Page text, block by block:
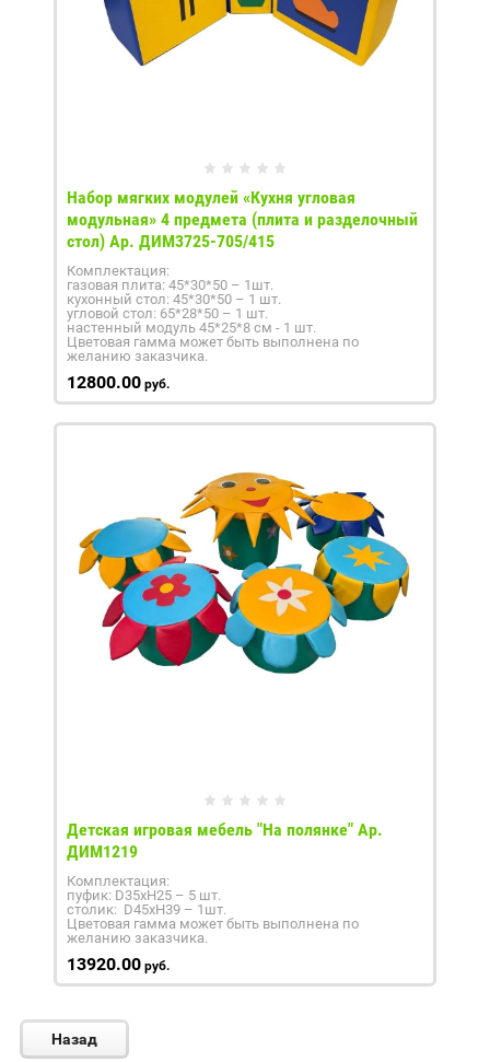
Набор мягких модулей «Кухня угловая
модульная» 4 предмета (плита и разделочный
стол) Ар. ДИМ3725-705/415
Комплектация:
газовая плита: 45*30*50 – 1шт.
кухонный стол: 45*30*50 – 1 шт.
угловой стол: 65*28*50 – 1 шт.
настенный модуль 45*25*8 см - 1 шт.
Цветовая гамма может быть выполнена по
желанию заказчика.
12800.00 руб.
Детская игровая мебель "На полянке" Ар.
ДИМ1219
Комплектация:
пуфик: D35xH25 – 5 шт.
столик: D45xH39 – 1шт.
Цветовая гамма может быть выполнена по
желанию заказчика.
13920.00 руб.
Назад